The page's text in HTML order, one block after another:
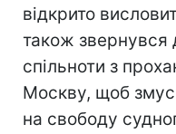
відкрито
також звернувся
спільноти з
Москву, щоб
на свободу